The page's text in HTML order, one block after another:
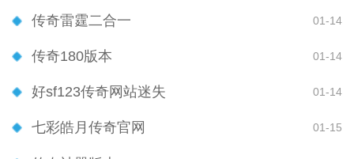
传奇雷霆二合一 01-14
传奇180版本 01-14
好sf123传奇网站迷失 01-14
七彩皓月传奇官网 01-15